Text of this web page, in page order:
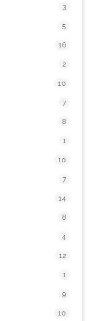
3
5
16
2
10
7
8
1
10
7
14
8
4
12
1
9
10